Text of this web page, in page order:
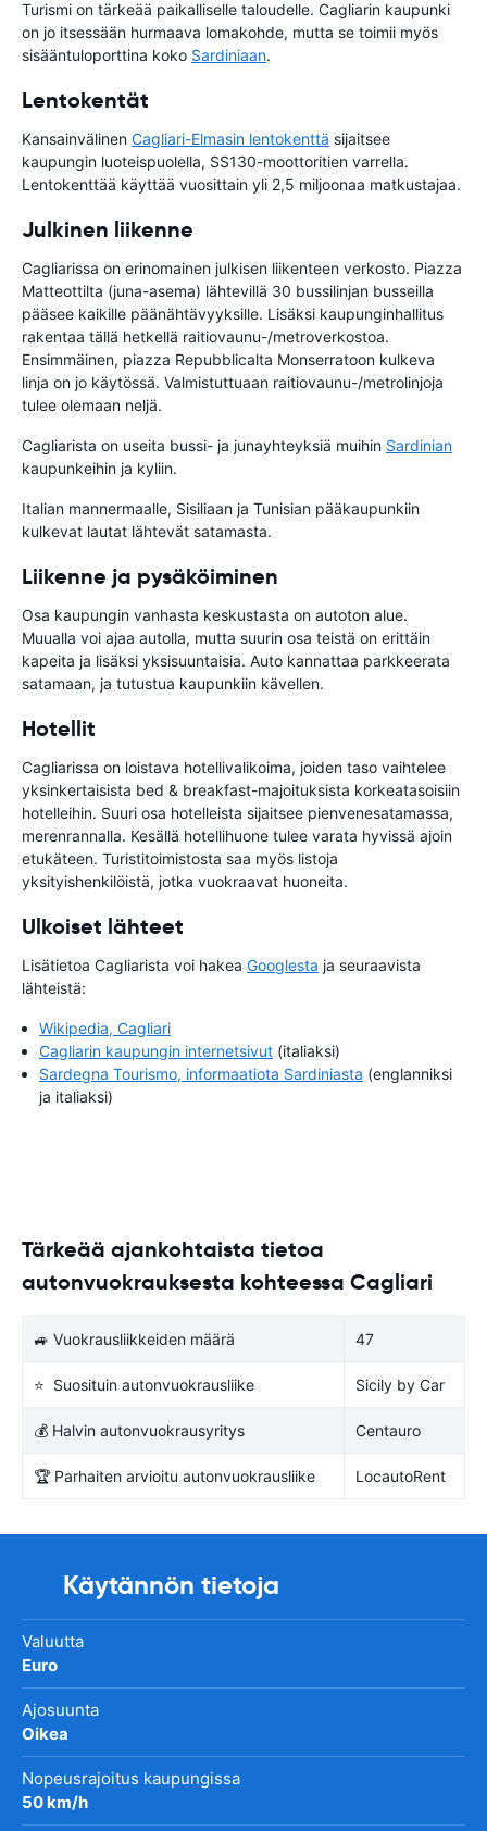
Turismi on tärkeää paikalliselle taloudelle. Cagliarin kaupunki
on jo itsessään hurmaava lomakohde, mutta se toimii myös
sisääntuloporttina koko Sardiniaan.
Lentokentät
Kansainvälinen Cagliari-Elmasin lentokenttä sijaitsee
kaupungin luoteispuolella, SS130-moottoritien varrella.
Lentokenttää käyttää vuosittain yli 2,5 miljoonaa matkustajaa.
Julkinen liikenne
Cagliarissa on erinomainen julkisen liikenteen verkosto. Piazza
Matteottilta (juna-asema) lähtevillä 30 bussilinjan busseilla
pääsee kaikille päänähtävyyksille. Lisäksi kaupunginhallitus
rakentaa tällä hetkellä raitiovaunu-/metroverkostoa.
Ensimmäinen, piazza Repubblicalta Monserratoon kulkeva
linja on jo käytössä. Valmistuttuaan raitiovaunu-/metrolinjoja
tulee olemaan neljä.
Cagliarista on useita bussi- ja junayhteyksiä muihin Sardinian
kaupunkeihin ja kyliin.
Italian mannermaalle, Sisiliaan ja Tunisian pääkaupunkiin
kulkevat lautat lähtevät satamasta.
Liikenne ja pysäköiminen
Osa kaupungin vanhasta keskustasta on autoton alue.
Muualla voi ajaa autolla, mutta suurin osa teistä on erittäin
kapeita ja lisäksi yksisuuntaisia. Auto kannattaa parkkeerata
satamaan, ja tutustua kaupunkiin kävellen.
Hotellit
Cagliarissa on loistava hotellivalikoima, joiden taso vaihtelee
yksinkertaisista bed & breakfast-majoituksista korkeatasoisiin
hotelleihin. Suuri osa hotelleista sijaitsee pienvenesatamassa,
merenrannalla. Kesällä hotellihuone tulee varata hyvissä ajoin
etukäteen. Turistitoimistosta saa myös listoja
yksityishenkilöistä, jotka vuokraavat huoneita.
Ulkoiset lähteet
Lisätietoa Cagliarista voi hakea Googlesta ja seuraavista
lähteistä:
Wikipedia, Cagliari
Cagliarin kaupungin internetsivut (italiaksi)
Sardegna Tourismo, informaatiota Sardiniasta (englanniksi
ja italiaksi)
Tärkeää ajankohtaista tietoa
autonvuokrauksesta kohteessa Cagliari
🚙 Vuokrausliikkeiden määrä 47
⭐ Suosituin autonvuokrausliike Sicily by Car
💰 Halvin autonvuokrausyritys Centauro
🏆 Parhaiten arvioitu autonvuokrausliike LocautoRent
Käytännön tietoja
Valuutta
Euro
Ajosuunta
Oikea
Nopeusrajoitus kaupungissa
50 km/h